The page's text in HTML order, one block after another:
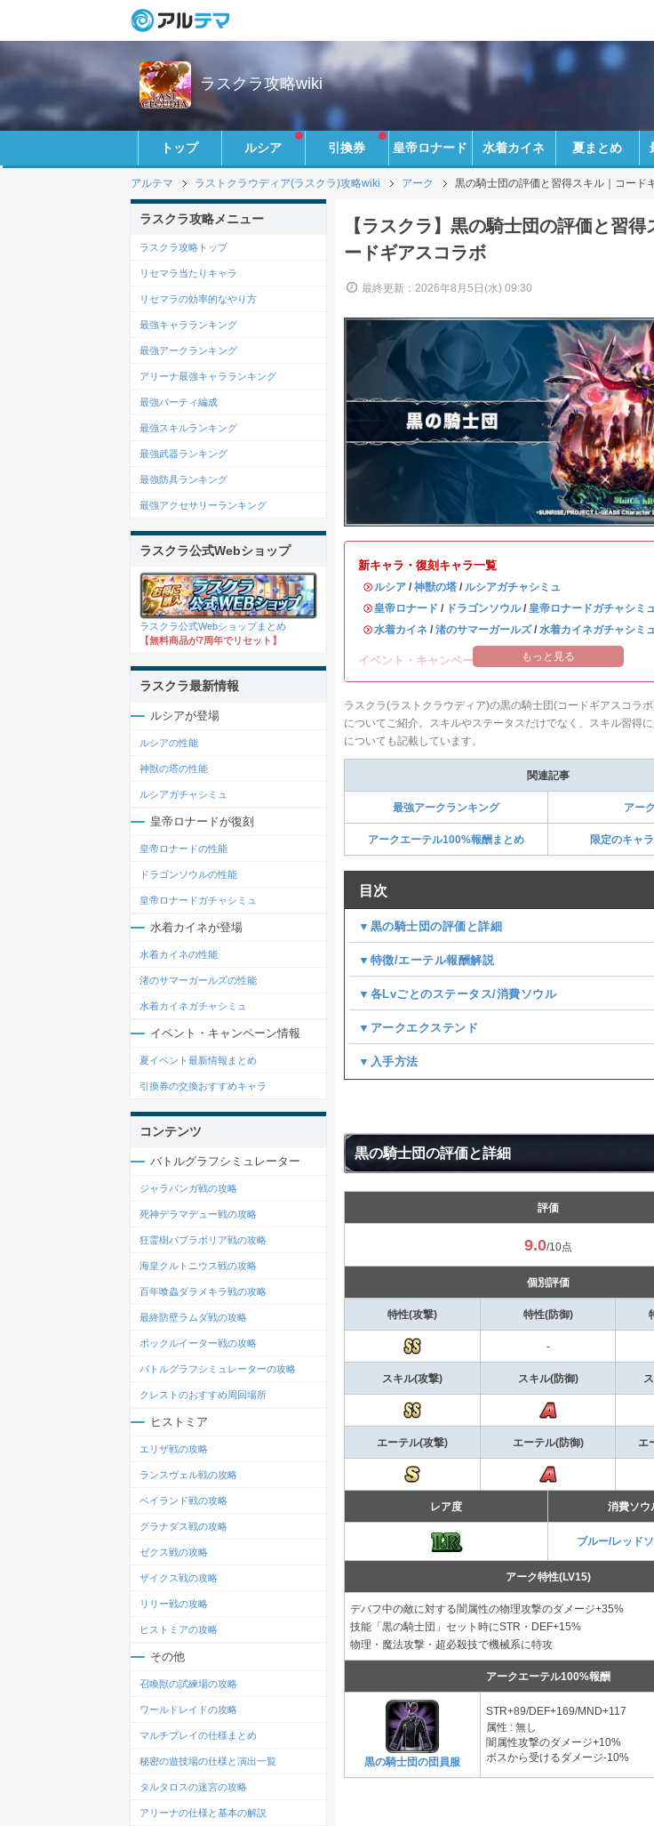
ラスクラ攻略wiki
トップ ルシア 引換券 皇帝ロナード 水着カイネ 夏まとめ
アルテマ ラストクラウディア(ラスクラ)攻略wiki アーク 黒の騎士団の評価と習得スキル｜コード
【ラスクラ】黒の騎士団の評価と習得
ードギアスコラボ
最終更新：2026年8月5日(水) 09:30
新キャラ・復刻キャラ一覧
・ ルシア / 神獣の塔 / ルシアガチャシミュ
・ 皇帝ロナード / ドラゴンソウル/ 皇帝ロナードガチャシミュ
・水着カイネ / 渚のサマーガールズ/ 水着カイネガチャシミュ
イベント・キャンペーン情報まとめもっと見る
ラスクラ(ラストクラウディア)の黒の騎士団(コードギアスコラ
についてご紹介。スキルやステータスだけでなく、スキル習得
についても記載しています。
関連記事
最強アークランキング アー
アークエーテル100%報酬まとめ 限定のキャ
目次
▼黒の騎士団の評価と詳細
▼特徴/エーテル報酬解説
▼各Lvごとのステータス/消費ソウル
▼アークエクステンド
▼入手方法
黒の騎士団の評価と詳細
評価
9.0/10点
個別評価
特性(攻撃) 特性(防御)
-
スキル(攻撃) スキル(防御)
エーテル(攻撃) エーテル(防御) エ
レア度 消費ソウ
ブルー/レッド
アーク特性(LV15)
デバフ中の敵に対する闇属性の物理攻撃のダメージ+35%
技能「黒の騎士団」セット時にSTR・DEF+15%
物理・魔法攻撃・超必殺技で機械系に特攻
アークエーテル100%報酬
黒の騎士団の団員服
STR+89/DEF+169/MND+117
属性 : 無し
闇属性攻撃のダメージ+10%
ボスから受けるダメージ-10%
ラスクラ攻略メニュー
ラスクラ攻略トップ
リセマラ当たりキャラ
リセマラの効率的なやり方
最強キャラランキング
最強アークランキング
アリーナ最強キャラランキング
最強パーティ編成
最強スキルランキング
最強武器ランキング
最強防具ランキング
最強アクセサリーランキング
ラスクラ公式Webショップ
ラスクラ公式Webショップまとめ
【無料商品が7周年でリセット】
ラスクラ最新情報
ルシアが登場
ルシアの性能
神獣の塔の性能
ルシアガチャシミュ
皇帝ロナードが復刻
皇帝ロナードの性能
ドラゴンソウルの性能
皇帝ロナードガチャシミュ
水着カイネが登場
水着カイネの性能
渚のサマーガールズの性能
水着カイネガチャシミュ
イベント・キャンペーン情報
夏イベント最新情報まとめ
引換券の交換おすすめキャラ
コンテンツ
バトルグラフシミュレーター
ジャラバンガ戦の攻略
死神デラマデュー戦の攻略
狂霊樹パブラボリア戦の攻略
海皇クルトニウス戦の攻略
百年喰蟲ダラメキラ戦の攻略
最終防壁ラムダ戦の攻略
ポックルイーター戦の攻略
バトルグラフシミュレーターの攻略
クレストのおすすめ周回場所
ヒストミア
エリザ戦の攻略
ランスヴェル戦の攻略
ベイランド戦の攻略
グラナダス戦の攻略
ゼクス戦の攻略
ザイクス戦の攻略
リリー戦の攻略
ヒストミアの攻略
その他
召喚獣の試練場の攻略
ワールドレイドの攻略
マルチプレイの仕様まとめ
秘密の遊技場の仕様と演出一覧
タルタロスの迷宮の攻略
アリーナの仕様と基本の解説